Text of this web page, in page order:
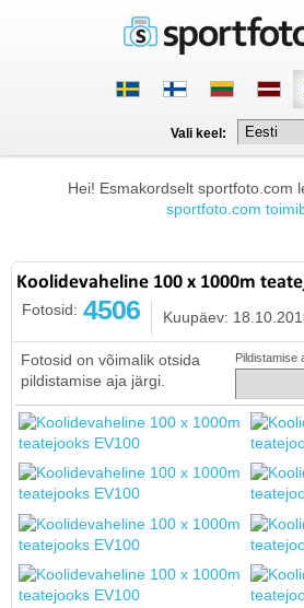
Vali keel:
Hei! Esmakordselt sportfoto.com
sportfoto.com
Koolidevaheline 100 x 1000m
Fotosid: 4506 Kuupäev:
Fotosid on võimalik otsida
pildistamise aja järgi.
Pildistamise